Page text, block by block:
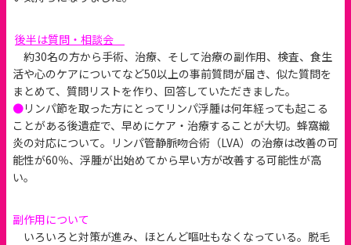
後半は質問・相談会
約30名の方から手術、治療、そして治療の副作用、検査、食生
活や心のケアについてなど50以上の事前質問が届き、似た質問を
まとめて、質問リストを作り、回答していただきました。
●リンパ節を取った方にとってリンパ浮腫は何年経っても起こる
ことがある後遺症で、早めにケア・治療することが大切。蜂窩織
炎の対応について。リンパ管静脈吻合術（LVA）の治療は改善の可
能性が60％、浮腫が出始めてから早い方が改善する可能性が高
い。
副作用について
いろいろと対策が進み、ほとんど嘔吐もなくなっている。脱毛